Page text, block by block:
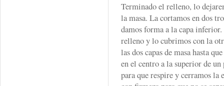
Terminado el relleno, lo
la masa. La cortamos en dos
damos forma a la capa
relleno y lo cubrimos con la
las dos capas de masa hasta
en el centro a la superior de
para que respire y cerramos la